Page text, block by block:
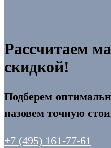
Рассчитаем
скидкой!
Подберем
назовем точную
+7 (495) 161-77-61